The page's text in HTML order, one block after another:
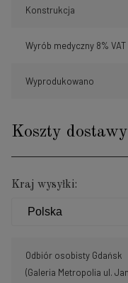
Konstrukcja
Wyrób medyczny 8% VAT
Wyprodukowano
Koszty dostawy
Cena nie zawiera
Kraj wysyłki:
Odbiór osobisty Gdańsk
(Galeria Metropolia ul.